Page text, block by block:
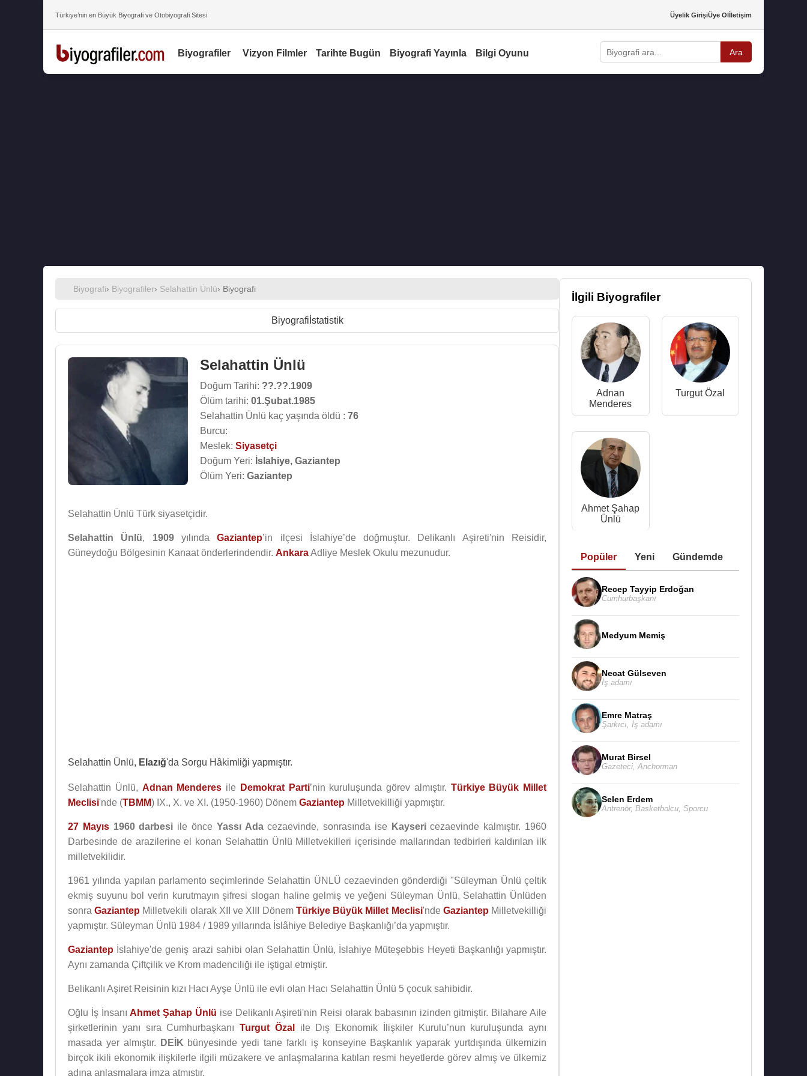
Türkiye’nin en Büyük Biyografi ve Otobiyografi Sitesi Üyelik GirişiÜye Olİletişim
Biyografiler Vizyon Filmler Tarihte Bugün Biyografi Yayınla Bilgi Oyunu Ara
Biyografi› Biyografiler› Selahattin Ünlü› Biyografi
Biyografi İstatistik
Selahattin Ünlü
Doğum Tarihi: ??.??.1909
Ölüm tarihi: 01.Şubat.1985
Selahattin Ünlü kaç yaşında öldü : 76
Burcu:
Meslek: Siyasetçi
Doğum Yeri: İslahiye, Gaziantep
Ölüm Yeri: Gaziantep
Selahattin Ünlü Türk siyasetçidir.
Selahattin Ünlü, 1909yılındaGaziantep’in ilçesi İslahiye’de doğmuştur. Delikanlı Aşireti'nin Reisidir,
Güneydoğu Bölgesinin Kanaat önderlerindendir. AnkaraAdliye Meslek Okulu mezunudur.
Selahattin Ünlü, Elazığ'da Sorgu Hâkimliği yapmıştır.
Selahattin Ünlü, Adnan Menderes ile Demokrat Parti’nin kuruluşunda görev almıştır. Türkiye Büyük Millet
Meclisi'nde (TBMM) IX., X. ve XI. (1950-1960) Dönem Gaziantep Milletvekilliği yapmıştır.
27 Mayıs 1960 darbesi ile önce Yassı Adacezaevinde, sonrasında ise Kaysericezaevinde kalmıştır. 1960
Darbesinde de arazilerine el konan Selahattin Ünlü Milletvekilleri içerisinde mallarından tedbirleri kaldırılan ilk
milletvekilidir.
1961 yılında yapılan parlamento seçimlerinde Selahattin ÜNLÜ cezaevinden gönderdiği "Süleyman Ünlü çeltik
ekmiş suyunu bol verin kurutmayın şifresi slogan haline gelmiş ve yeğeni Süleyman Ünlü, Selahattin Ünlüden
sonraGaziantep Milletvekili olarak XII ve XIII Dönem Türkiye Büyük Millet Meclisi'nde Gaziantep Milletvekilliği
yapmıştır. Süleyman Ünlü 1984 / 1989 yıllarında İslâhiye Belediye Başkanlığı’da yapmıştır.
Gaziantep İslahiye'de geniş arazi sahibi olan Selahattin Ünlü, İslahiye Müteşebbis Heyeti Başkanlığı yapmıştır.
Aynı zamanda Çiftçilik ve Krom madenciliği ile iştigal etmiştir.
Belikanlı Aşiret Reisinin kızı Hacı Ayşe Ünlü ile evli olan Hacı Selahattin Ünlü 5 çocuk sahibidir.
Oğlu İş İnsanıAhmet Şahap Ünlü ise Delikanlı Aşireti'nin Reisi olarak babasının izinden gitmiştir. Bilahare Aile
şirketlerinin yanı sıra Cumhurbaşkanı Turgut Özal
ile Dış Ekonomik İlişkiler Kurulu’nun kuruluşunda aynı
masada yer almıştır.
DEİK bünyesinde yedi tane farklı iş konseyine Başkanlık yaparak yurtdışında ülkemizin
birçok ikili ekonomik ilişkilerle ilgili müzakere ve anlaşmalarına katılan resmi heyetlerde görev almış ve ülkemiz
adına anlaşmalara imza atmıştır.
İlgili Biyografiler
Adnan
Menderes
Turgut Özal
Ahmet Şahap
Ünlü
Popüler Yeni Gündemde
Recep Tayyip Erdoğan
Cumhurbaşkanı
Medyum Memiş
Necat Gülseven
İş adamı
Emre Matraş
Şarkıcı İş adamı
Murat Birsel
Gazeteci Anchorman
Selen Erdem
Antrenör, Basketbolcu Sporcu